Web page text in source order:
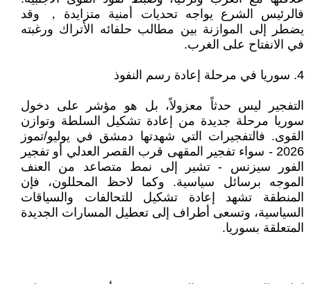
فالرئيس الشرع يواجه تحديات أمنية متزايدة， وقد
يضطر إلى الموازنة بين مطالب حلفائه الأتراك ورغبته
في الانفتاح على الغرب.
4. سوريا في مرحلة إعادة رسم النفوذ
التفجير ليس حدثاً معزولاً، بل هو مؤشر على دخول
سوريا مرحلة جديدة من إعادة تشكيل السلطة وتوازن
القوى. فالتفجيرات التي شهدتها دمشق في يوليو/تموز
2026 - سواء تفجير المقهى قرب القصر العدلي أو تفجير
الفور سيزنس - تشير إلى نمط متصاعد من العنف
الموجه برسائل سياسية. وكما لاحظ المحللون، فإن
المنطقة تشهد إعادة تشكيل للتحالفات والسياقات
السياسية، وتسعى أطراف إلى تعطيل المسارات الجديدة
المتعلقة بسوريا.